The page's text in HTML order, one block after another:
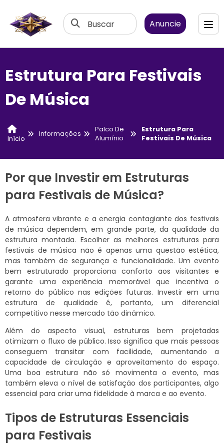
Buscar Anuncie
Estrutura Para Festivais
De Música
Início
Informações
Palco De
Alumínio
Estrutura Para
Festivais De Música
Por que Investir em Estruturas
para Festivais de Música?
A atmosfera vibrante e a energia contagiante dos festivais
de música dependem, em grande parte, da qualidade da
estrutura montada. Escolher as melhores estruturas para
festivais de música não é apenas uma questão estética,
mas também de segurança e funcionalidade. Um evento
bem estruturado proporciona conforto aos visitantes e
garante uma experiência memorável que incentiva o
retorno do público nas edições futuras. Investir em uma
estrutura de qualidade é, portanto, um diferencial
competitivo nesse mercado tão dinâmico.
Além do aspecto visual, estruturas bem projetadas
otimizam o fluxo de público. Isso significa que mais pessoas
conseguem transitar com facilidade, aumentando a
capacidade de circulação e aproveitamento do espaço.
Uma boa estrutura não só movimenta o evento, mas
também eleva o nível de satisfação dos participantes, algo
essencial para criar uma fidelidade à marca e ao evento.
Tipos de Estruturas Essenciais
para Festivais